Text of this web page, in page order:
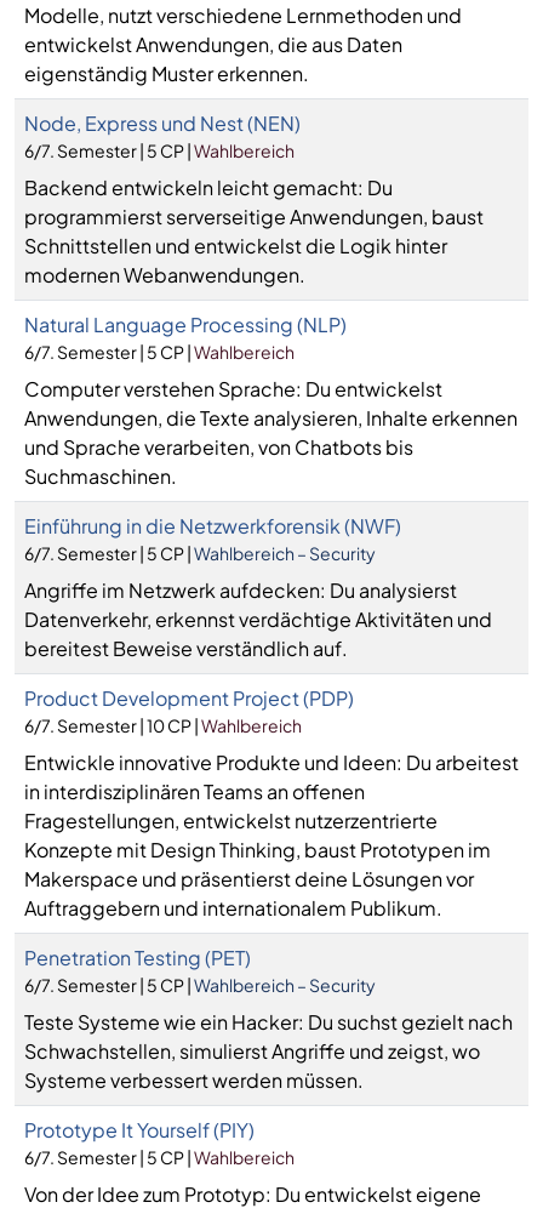
Modelle, nutzt verschiedene Lernmethoden und
entwickelst Anwendungen, die aus Daten
eigenständig Muster erkennen.
Node, Express und Nest (NEN)
6/7. Semester | 5 CP |Wahlbereich
Backend entwickeln leicht gemacht: Du
programmierst serverseitige Anwendungen, baust
Schnittstellen und entwickelst die Logik hinter
modernen Webanwendungen.
Natural Language Processing (NLP)
6/7. Semester | 5 CP |Wahlbereich
Computer verstehen Sprache: Du entwickelst
Anwendungen, die Texte analysieren, Inhalte erkennen
und Sprache verarbeiten, von Chatbots bis
Suchmaschinen.
Einführung in die Netzwerkforensik (NWF)
6/7. Semester | 5 CP |Wahlbereich – Security
Angriffe im Netzwerk aufdecken: Du analysierst
Datenverkehr, erkennst verdächtige Aktivitäten und
bereitest Beweise verständlich auf.
Product Development Project (PDP)
6/7. Semester | 10 CP |Wahlbereich
Entwickle innovative Produkte und Ideen: Du arbeitest
in interdisziplinären Teams an offenen
Fragestellungen, entwickelst nutzerzentrierte
Konzepte mit Design Thinking, baust Prototypen im
Makerspace und präsentierst deine Lösungen vor
Auftraggebern und internationalem Publikum.
Penetration Testing (PET)
6/7. Semester | 5 CP |Wahlbereich – Security
Teste Systeme wie ein Hacker: Du suchst gezielt nach
Schwachstellen, simulierst Angriffe und zeigst, wo
Systeme verbessert werden müssen.
Prototype It Yourself (PIY)
6/7. Semester | 5 CP |Wahlbereich
Von der Idee zum Prototyp: Du entwickelst eigene